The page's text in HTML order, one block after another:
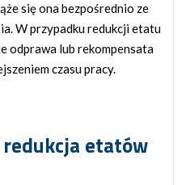
się ona bezpośrednio ze
W przypadku redukcji etatu
odprawa lub rekompensata
czasu pracy.
etatów